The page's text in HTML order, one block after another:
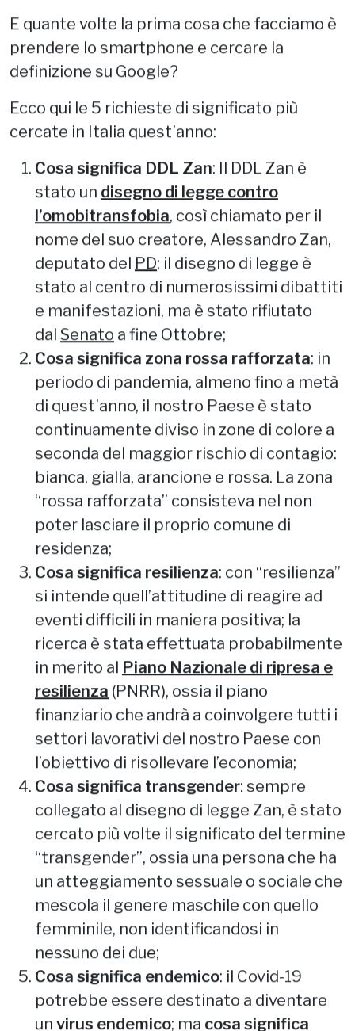
E quante volte la prima cosa che facciamo è
prendere lo smartphone e cercare la
definizione su Google?
Ecco qui le 5 richieste di significato più
cercate in Italia quest’anno:
Cosa significa DDL Zan: Il DDL Zan è
stato un disegno di legge contro
l’omobitransfobia, così chiamato per il
nome del suo creatore, Alessandro Zan,
deputato del PD; il disegno di legge è
stato al centro di numerosissimi dibattiti
e manifestazioni, ma è stato rifiutato
dal Senato a fine Ottobre;
Cosa significa zona rossa rafforzata: in
periodo di pandemia, almeno fino a metà
di quest’anno, il nostro Paese è stato
continuamente diviso in zone di colore a
seconda del maggior rischio di contagio:
bianca, gialla, arancione e rossa. La zona
“rossa rafforzata” consisteva nel non
poter lasciare il proprio comune di
residenza;
Cosa significa resilienza: con “resilienza”
si intende quell’attitudine di reagire ad
eventi difficili in maniera positiva; la
ricerca è stata effettuata probabilmente
in merito al Piano Nazionale di ripresa e
resilienza (PNRR), ossia il piano
finanziario che andrà a coinvolgere tutti i
settori lavorativi del nostro Paese con
l’obiettivo di risollevare l’economia;
Cosa significa transgender : sempre
collegato al disegno di legge Zan, è stato
cercato più volte il significato del termine
“transgender”, ossia una persona che ha
un atteggiamento sessuale o sociale che
mescola il genere maschile con quello
femminile, non identificandosi in
nessuno dei due;
Cosa significa endemico: il Covid-19
potrebbe essere destinato a diventare